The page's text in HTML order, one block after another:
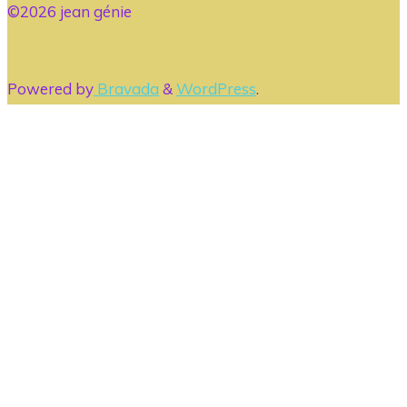
©2026 jean génie
Powered by Bravada &WordPress.